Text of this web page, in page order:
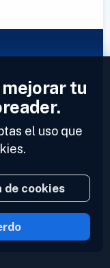
tu perfil y
tu
el uso que
de cookies